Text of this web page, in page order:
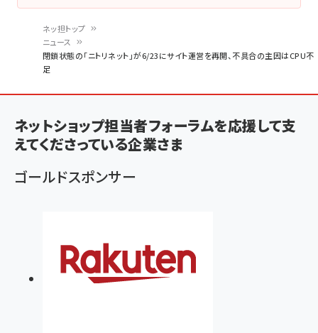
く
ず
ネッ担トップ
ニュース
閉鎖状態の「ニトリネット」が6/23にサイト運営を再開、不具合の主因はCPU不
足
ネットショップ担当者フォーラムを応援して支
えてくださっている企業さま
ゴールドスポンサー